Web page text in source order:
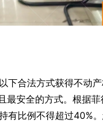
下合法方式获得不动产
最安全的方式。根据
有比例不得超过40%